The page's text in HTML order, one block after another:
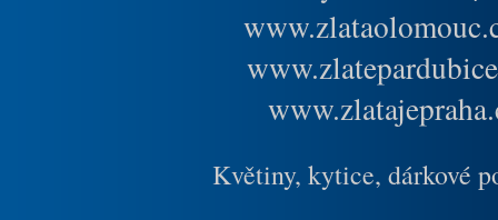
Květiny, kytice, dárkové